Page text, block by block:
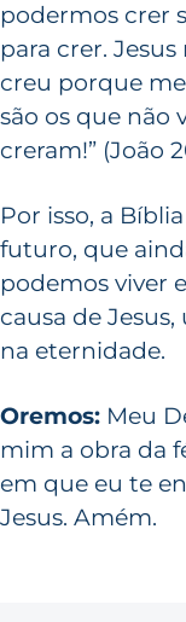
podermos crer
para crer.
creu porque
são os que não
creram!” (João
Por isso, a
futuro, que
podemos viver
causa de
na eternidade.
Oremos: Meu
mim a obra da
em que eu te
Jesus. Amém.